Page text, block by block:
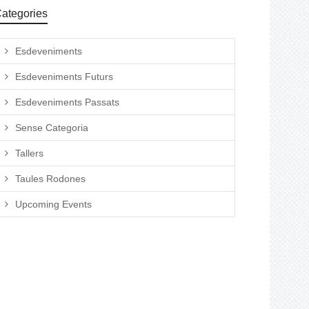
Esdeveniments
Esdeveniments Futurs
Esdeveniments Passats
Sense Categoria
Tallers
Taules Rodones
Upcoming Events